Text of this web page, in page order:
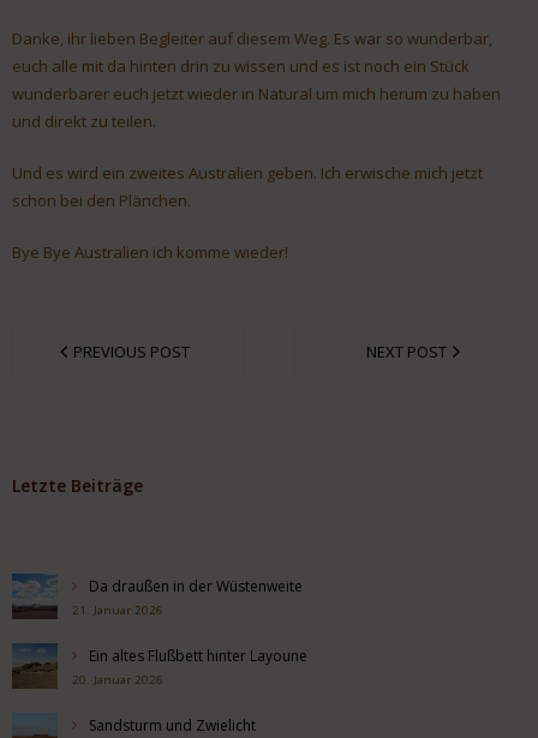
Danke, ihr lieben Begleiter auf diesem Weg. Es war so wunderbar,
euch alle mit da hinten drin zu wissen und es ist noch ein Stück
wunderbarer euch jetzt wieder in Natural um mich herum zu haben
und direkt zu teilen.
Und es wird ein zweites Australien geben. Ich erwische mich jetzt
schon bei den Plänchen.
Bye Bye Australien ich komme wieder!
PREVIOUS POST NEXT POST
Letzte Beiträge
Da draußen in der Wüstenweite
21. Januar 2026
Ein altes Flußbett hinter Layoune
20. Januar 2026
Sandsturm und Zwielicht